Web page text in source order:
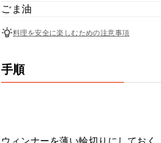
ごま油
料理を安全に楽しむための注意事項
手順
ウィンナーを薄い輪切りにしておく。